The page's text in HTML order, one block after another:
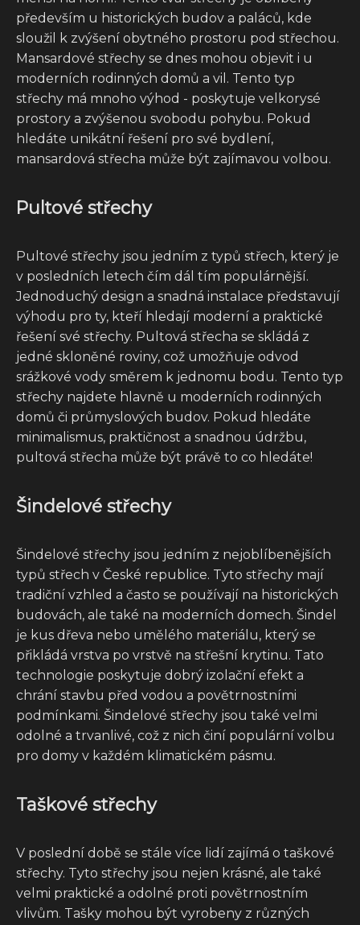
především u historických budov a paláců, kde
sloužil k zvýšení obytného prostoru pod střechou.
Mansardové střechy se dnes mohou objevit i u
moderních rodinných domů a vil. Tento typ
střechy má mnoho výhod - poskytuje velkorysé
prostory a zvýšenou svobodu pohybu. Pokud
hledáte unikátní řešení pro své bydlení,
mansardová střecha může být zajímavou volbou.
Pultové střechy
Pultové střechy jsou jedním z typů střech, který je
v posledních letech čím dál tím populárnější.
Jednoduchý design a snadná instalace představují
výhodu pro ty, kteří hledají moderní a praktické
řešení své střechy. Pultová střecha se skládá z
jedné skloněné roviny, což umožňuje odvod
srážkové vody směrem k jednomu bodu. Tento typ
střechy najdete hlavně u moderních rodinných
domů či průmyslových budov. Pokud hledáte
minimalismus, praktičnost a snadnou údržbu,
pultová střecha může být právě to co hledáte!
Šindelové střechy
Šindelové střechy jsou jedním z nejoblíbenějších
typů střech v České republice. Tyto střechy mají
tradiční vzhled a často se používají na historických
budovách, ale také na moderních domech. Šindel
je kus dřeva nebo umělého materiálu, který se
přikládá vrstva po vrstvě na střešní krytinu. Tato
technologie poskytuje dobrý izolační efekt a
chrání stavbu před vodou a povětrnostními
podmínkami. Šindelové střechy jsou také velmi
odolné a trvanlivé, což z nich činí populární volbu
pro domy v každém klimatickém pásmu.
Taškové střechy
V poslední době se stále více lidí zajímá o taškové
střechy. Tyto střechy jsou nejen krásné, ale také
velmi praktické a odolné proti povětrnostním
vlivům. Tašky mohou být vyrobeny z různých